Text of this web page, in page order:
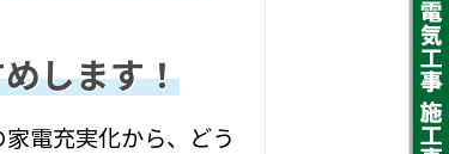
します！
電充実化から、どう